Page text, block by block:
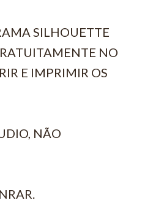
SILHOUETTE
NO
E IMPRIMIR OS
NÃO